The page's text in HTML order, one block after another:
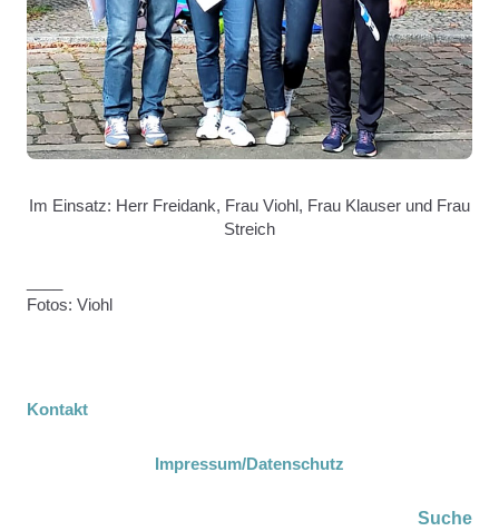
Im Einsatz: Herr Freidank, Frau Viohl, Frau Klauser und Frau
Streich
Fotos: Viohl
Kontakt
Impressum/Datenschutz
Suche